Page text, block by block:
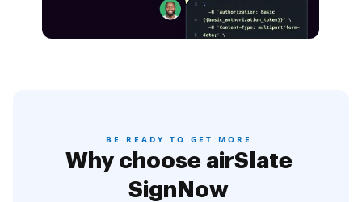
BE READY TO GET MORE
Why choose airSlate
SignNow